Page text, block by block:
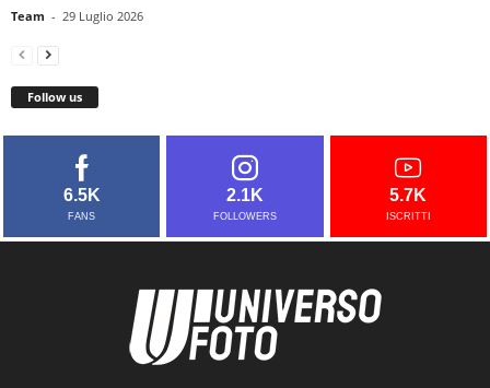
Team - 29 Luglio 2026
Follow us
6.5K
FANS
2.1K
FOLLOWERS
5.7K
ISCRITTI